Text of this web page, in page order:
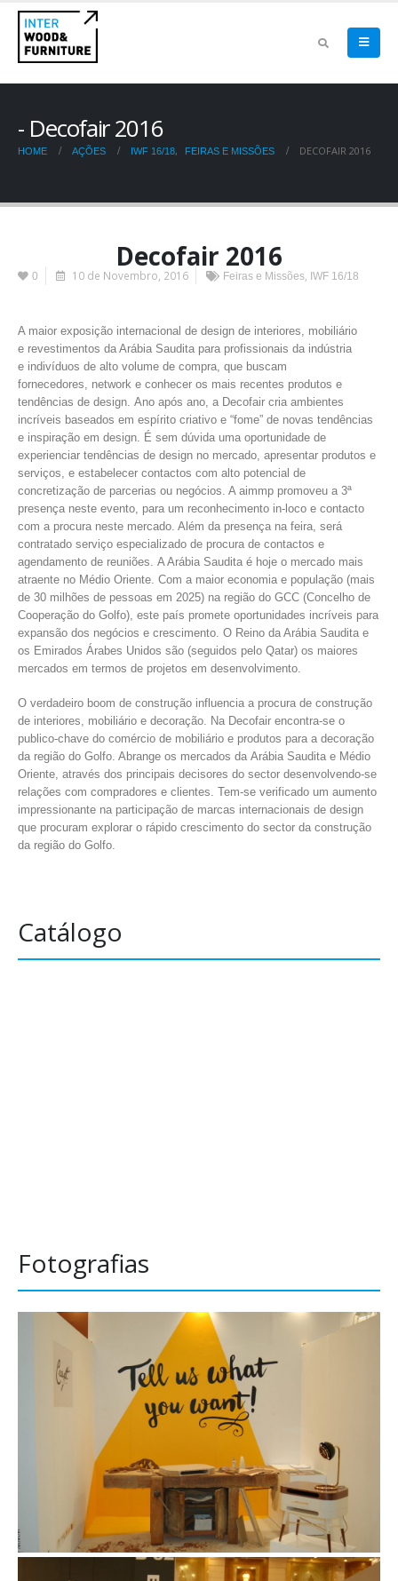
Decofair 2016
HOME AÇÕES IWF 16/18, FEIRAS E MISSÕES DECOFAIR 2016
Decofair 2016
0 10 de Novembro, 2016 Feiras e Missões IWF 16/18
A maior exposição internacional de design de interiores, mobiliário
e revestimentos da Arábia Saudita para profissionais da indústria
e indivíduos de alto volume de compra, que buscam
fornecedores, network e conhecer os mais recentes produtos e
tendências de design. Ano após ano, a Decofair cria ambientes
incríveis baseados em espírito criativo e “fome” de novas tendências
e inspiração em design. É sem dúvida uma oportunidade de
experienciar tendências de design no mercado, apresentar produtos e
serviços, e estabelecer contactos com alto potencial de
concretização de parcerias ou negócios. A aimmp promoveu a 3ª
presença neste evento, para um reconhecimento in-loco e contacto
com a procura neste mercado. Além da presença na feira, será
contratado serviço especializado de procura de contactos e
agendamento de reuniões. A Arábia Saudita é hoje o mercado mais
atraente no Médio Oriente. Com a maior economia e população (mais
de 30 milhões de pessoas em 2025) na região do GCC (Concelho de
Cooperação do Golfo), este país promete oportunidades incríveis para
expansão dos negócios e crescimento. O Reino da Arábia Saudita e
os Emirados Árabes Unidos são (seguidos pelo Qatar) os maiores
mercados em termos de projetos em desenvolvimento.
O verdadeiro boom de construção influencia a procura de construção
de interiores, mobiliário e decoração. Na Decofair encontra-se o
publico-chave do comércio de mobiliário e produtos para a decoração
da região do Golfo. Abrange os mercados da Arábia Saudita e Médio
Oriente, através dos principais decisores do sector desenvolvendo-se
relações com compradores e clientes. Tem-se verificado um aumento
impressionante na participação de marcas internacionais de design
que procuram explorar o rápido crescimento do sector da construção
da região do Golfo.
Catálogo
Fotografias